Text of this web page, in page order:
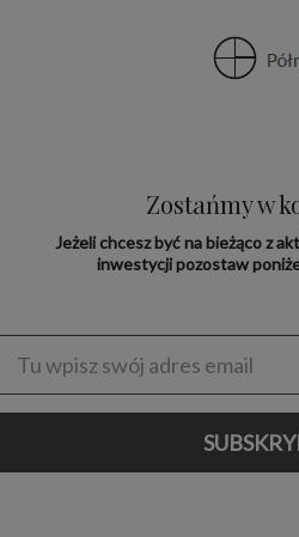
Zostańmy w
Jeżeli chcesz być na bieżąco z
inwestycji pozostaw